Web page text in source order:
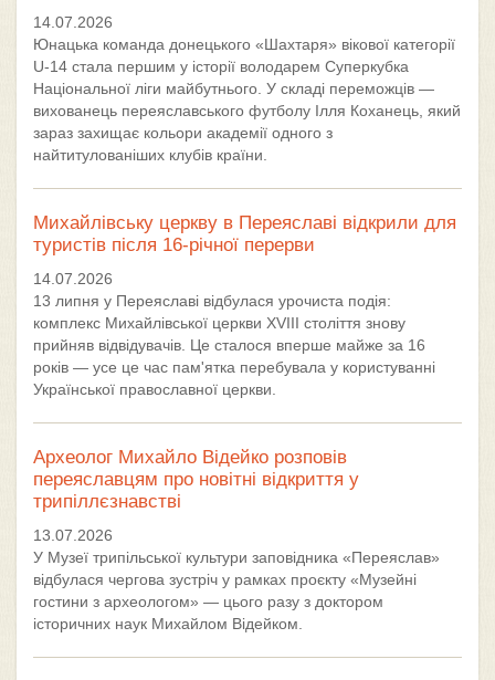
14.07.2026
Юнацька команда донецького «Шахтаря» вікової категорії
U-14 стала першим у історії володарем Суперкубка
Національної ліги майбутнього. У складі переможців —
вихованець переяславського футболу Ілля Коханець, який
зараз захищає кольори академії одного з
найтитулованіших клубів країни.
Михайлівську церкву в Переяславі відкрили для
туристів після 16-річної перерви
14.07.2026
13 липня у Переяславі відбулася урочиста подія:
комплекс Михайлівської церкви XVIII століття знову
прийняв відвідувачів. Це сталося вперше майже за 16
років — усе це час пам'ятка перебувала у користуванні
Української православної церкви.
Археолог Михайло Відейко розповів
переяславцям про новітні відкриття у
трипіллєзнавстві
13.07.2026
У Музеї трипільської культури заповідника «Переяслав»
відбулася чергова зустріч у рамках проєкту «Музейні
гостини з археологом» — цього разу з доктором
історичних наук Михайлом Відейком.